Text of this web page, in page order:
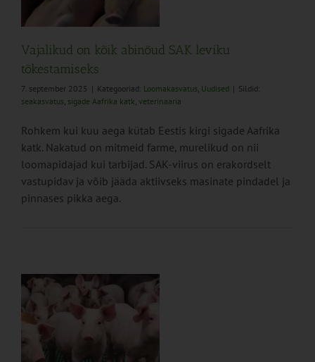
Vajalikud on kõik abinõud SAK leviku
tõkestamiseks
7. september 2025 | Kategooriad: Loomakasvatus, Uudised | Sildid:
seakasvatus, sigade Aafrika katk, veterinaaria
Rohkem kui kuu aega kütab Eestis kirgi sigade Aafrika
katk. Nakatud on mitmeid farme, murelikud on nii
loomapidajad kui tarbijad. SAK-viirus on erakordselt
vastupidav ja võib jääda aktiivseks masinate pindadel ja
pinnases pikka aega.